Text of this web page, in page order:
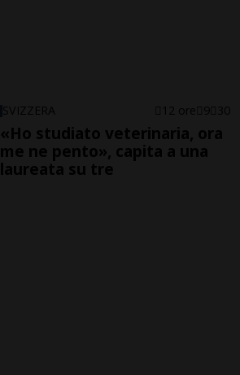
SVIZZERA 12 ore 9 30
«Ho studiato veterinaria, ora
me ne pento», capita a una
laureata su tre